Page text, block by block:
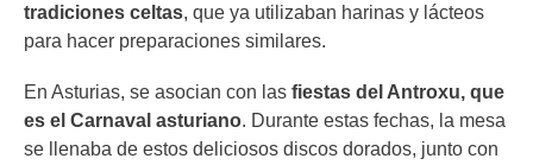
tradiciones celtas, que ya utilizaban harinas y lácteos
para hacer preparaciones similares.
En Asturias, se asocian con las fiestas del Antroxu, que
es el Carnaval asturiano. Durante estas fechas, la mesa
se llenaba de estos deliciosos discos dorados, junto con